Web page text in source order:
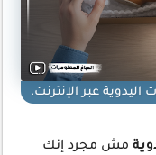
عبر الإنترنت.
مش مجرد إنك